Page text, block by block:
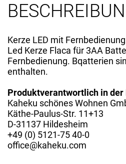
Kerze LED mit
Led Kerze Flaca für 3AA
Fernbedienung. Bqatterien
enthalten.
Produktverantwortlich in der
Kaheku schönes Wohnen
Käthe-Paulus-Str. 11+13
D-31137 Hildesheim
+49 (0) 5121-75 40-0
office@kaheku.com